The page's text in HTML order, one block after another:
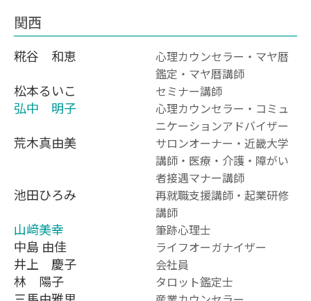
関西
糀谷 和恵
心理カウンセラー・マヤ暦
鑑定・マヤ暦講師
松本るいこ セミナー講師
弘中 明子
心理カウンセラー・コミュ
ニケーションアドバイザー
荒木真由美
サロンオーナー・近畿大学
講師・医療・介護・障がい
者接遇マナー講師
池田ひろみ
再就職支援講師・起業研修
講師
山﨑美幸 筆跡心理士
中島 由佳 ライフオーガナイザー
井上 慶子 会社員
林 陽子 タロット鑑定士